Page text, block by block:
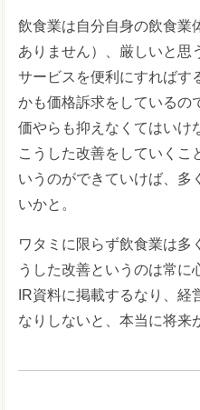
飲食業は自分自身の飲食
ありません）、厳しいと思
サービスを便利にすればす
かも価格訴求をしているの
価やらも抑えなくてはいけ
こうした改善をしていくこ
いうのができていけば、多
いかと。
ワタミに限らず飲食業は多
うした改善というのは常に
IR資料に掲載するなり、
なりしないと、本当に将来